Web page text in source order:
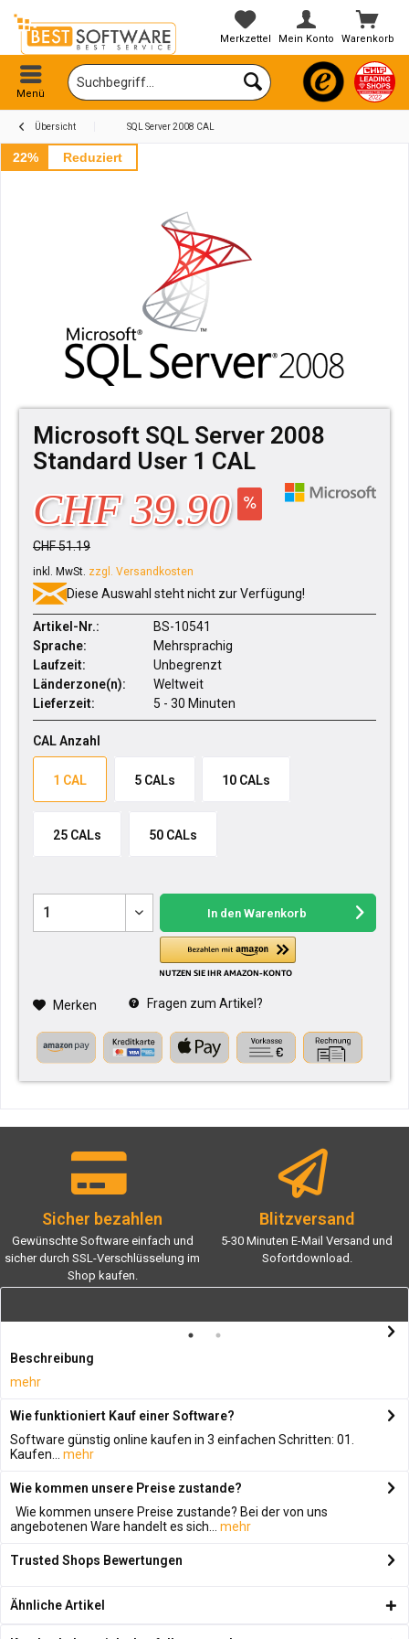
Warenkorb
Merkzettel Mein Konto
Menü
Übersicht SQL Server 2008 CAL
22% Reduziert
Microsoft SQL Server 2008
Standard User 1 CAL
CHF 39.90
CHF 51.19
inkl. MwSt. zzgl. Versandkosten
Diese Auswahl steht nicht zur Verfügung!
Artikel-Nr.:
BS-10541
Sprache:
Mehrsprachig
Laufzeit:
Unbegrenzt
Länderzone(n):
Weltweit
Lieferzeit:
5 - 30 Minuten
CAL Anzahl
1 CAL 5 CALs 10 CALs
25 CALs 50 CALs
In den Warenkorb
Merken Fragen zum Artikel?
Sicher bezahlen
Gewünschte Software einfach und
sicher durch SSL-Verschlüsselung im
Shop kaufen.
Blitzversand
5-30 Minuten E-Mail Versand und
Sofortdownload.
Beschreibung
mehr
Wie funktioniert Kauf einer Software?
Software günstig online kaufen in 3 einfachen Schritten: 01.
Kaufen...
mehr
Wie kommen unsere Preise zustande?
Wie kommen unsere Preise zustande? Bei der von uns
angebotenen Ware handelt es sich...
mehr
Trusted Shops Bewertungen
Ähnliche Artikel